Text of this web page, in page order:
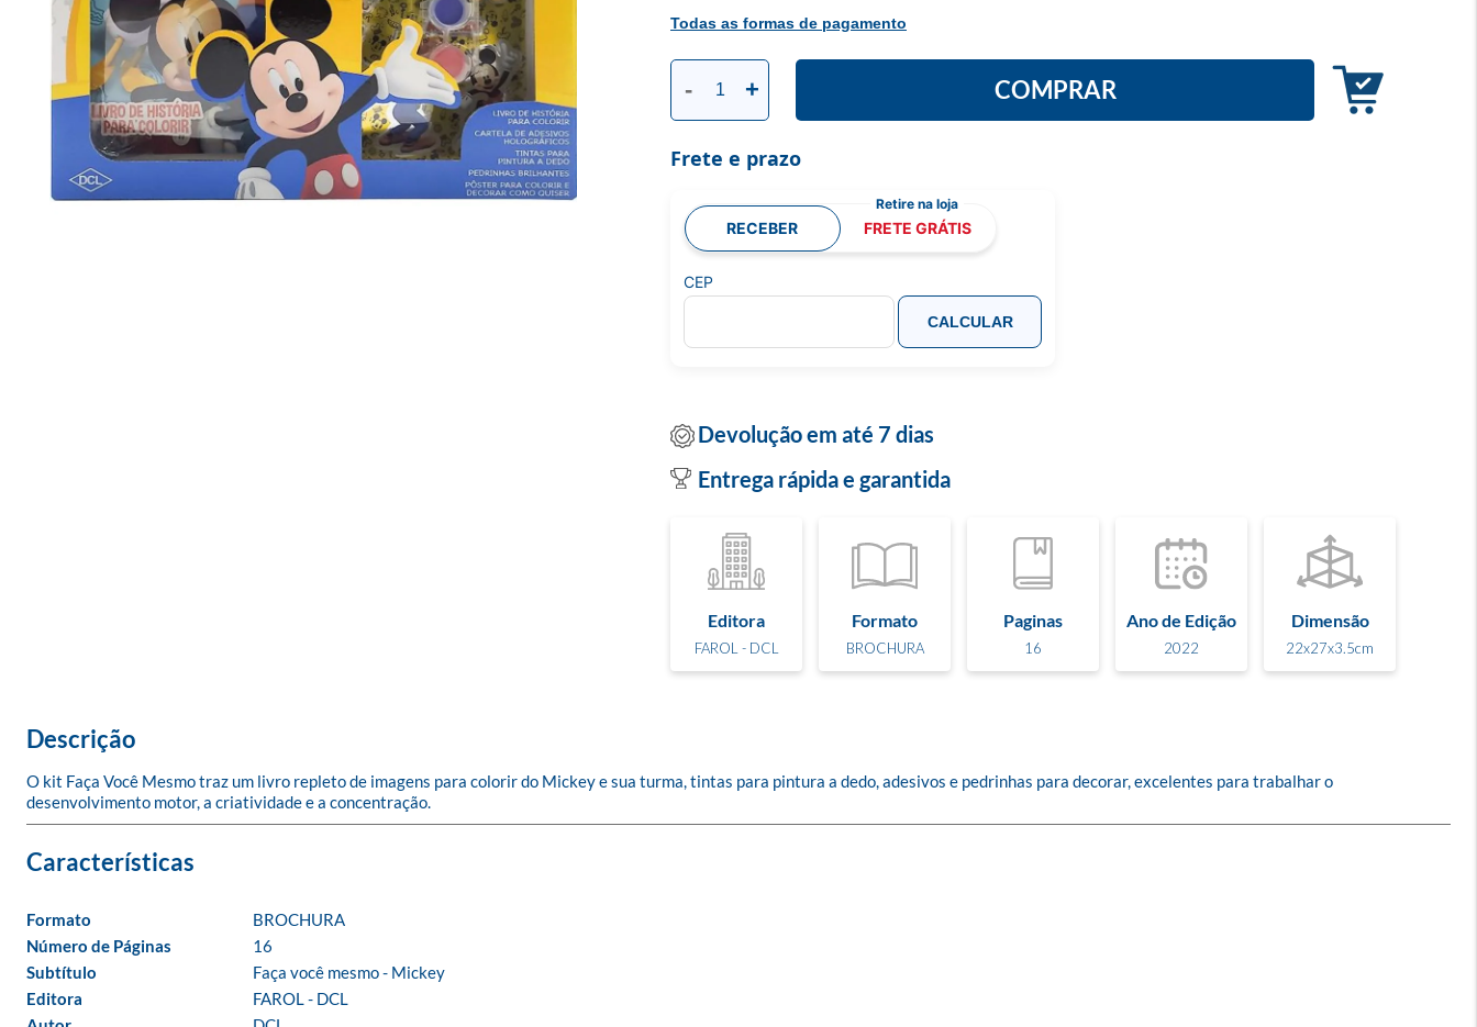
Todas as formas de pagamento
- + COMPRAR
Frete e prazo
RECEBER FRETE GRÁTIS
CEP
CALCULAR
Devolução em até 7 dias
Entrega rápida e garantida
Editora
FAROL - DCL
Formato
BROCHURA
Paginas
16
Ano de Edição
2022
Dimensão
22x27x3.5cm
Descrição
O kit Faça Você Mesmo traz um livro repleto de imagens para colorir do Mickey e sua turma, tintas para pintura a dedo, adesivos e pedrinhas para decorar, excelentes para trabalhar o
desenvolvimento motor, a criatividade e a concentração.
Formato
BROCHURA
Número de Páginas
16
Subtítulo
Faça você mesmo - Mickey
Editora
FAROL - DCL